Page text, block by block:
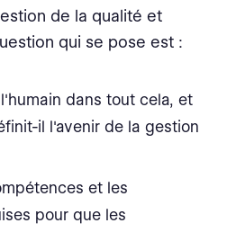
de la qualité et
qui se pose est :
dans tout cela, et
il l'avenir de la gestion
et les
pour que les